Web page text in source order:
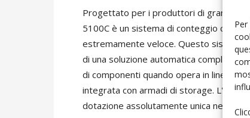
Progettato per i produttori di grandi
5100C è un sistema di conteggio
estremamente veloce. Questo sistema
di una soluzione automatica completa
di componenti quando opera in linea e
integrata con armadi di storage.
dotazione assolutamente unica nel